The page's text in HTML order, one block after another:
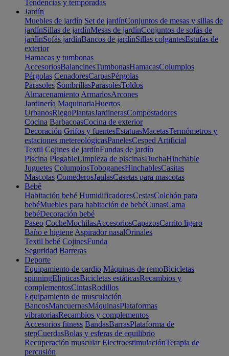
Tendencias y temporadas
Jardín
Muebles de jardín Set de jardínConjuntos de mesas y sillas de
jardínSillas de jardínMesas de jardínConjuntos de sofás de
jardínSofás jardínBancos de jardínSillas colgantesEstufas de
exterior
Hamacas y tumbonas
AccesoriosBalancinesTumbonasHamacasColumpios
Pérgolas CenadoresCarpasPérgolas
Parasoles SombrillasParasolesToldos
Almacenamiento ArmariosArcones
Jardinería MaquinariaHuertos
UrbanosRiegoPlantasJardinerasCompostadores
Cocina BarbacoasCocina de exterior
Decoración Grifos y fuentesEstatuasMacetasTermómetros y
estaciones metereológicasPanelesCesped Artificial
Textil Cojines de jardínFundas de jardín
Piscina PlegableLimpieza de piscinasDuchaHinchable
Juguetes ColumpiosToboganesHinchablesCasitas
Mascotas ComederosJaulasCasetas para mascotas
Bebé
Habitación bebé HumidificadoresCestasColchón para
bebéMuebles para habitación de bebéCunasCama
bebéDecoración bebé
Paseo CocheMochilasAccesoriosCapazosCarrito ligero
Baño e higiene Aspirador nasalOrinales
Textil bebé CojinesFunda
Seguridad Barreras
Deporte
Equipamiento de cardio Máquinas de remoBicicletas
spinningElípticasBicicletas estáticasRecambios y
complementosCintasRodillos
Equipamiento de musculación
BancosMancuernasMáquinasPlataformas
vibratoriasRecambios y complementos
Accesorios fitness BandasBarrasPlataforma de
stepCuerdasBolas y esferas de equilibrio
Recuperación muscular ElectroestimulaciónTerapia de
percusión